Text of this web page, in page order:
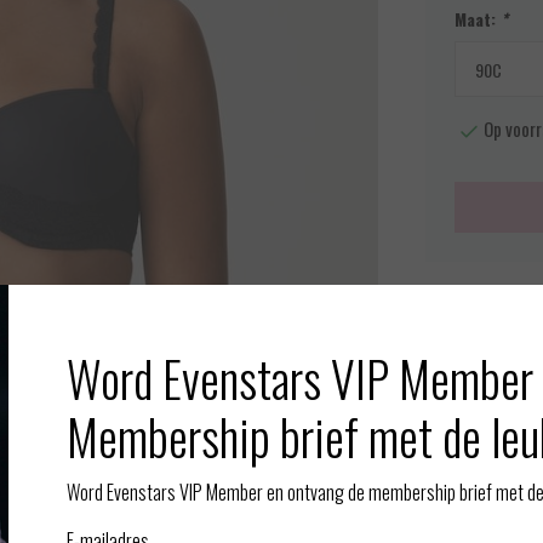
Maat: *
Op
onderaan. De rug is extra hoog gesneden en bestaat uit
Word Evenstars VIP
Membership brief met de
Word Evenstars VIP Member en ontvang de membership brief met